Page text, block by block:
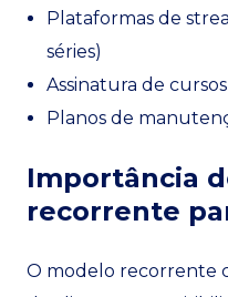
Plataformas de
séries)
Assinatura de
Planos de
Importância
recorrente
O modelo recorrente